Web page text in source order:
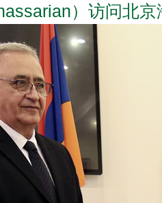
）访问北